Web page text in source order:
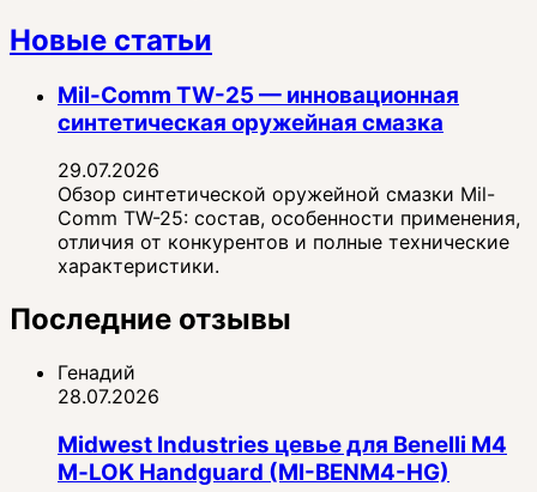
Новые статьи
Mil-Comm TW-25 — инновационная
синтетическая оружейная смазка
29.07.2026
Обзор синтетической оружейной смазки Mil-
Comm TW-25: состав, особенности применения,
отличия от конкурентов и полные технические
характеристики.
Последние отзывы
Генадий
28.07.2026
Midwest Industries цевье для Benelli M4
M‑LOK Handguard (MI-BENM4-HG)